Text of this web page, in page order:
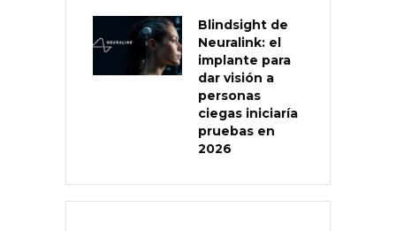
Blindsight de
Neuralink: el
implante para
dar visión a
personas
ciegas iniciaría
pruebas en
2026